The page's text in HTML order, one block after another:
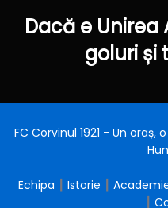
Dacă e Unirea
goluri și
FC Corvinul 1921 - Un
Echipa Istorie